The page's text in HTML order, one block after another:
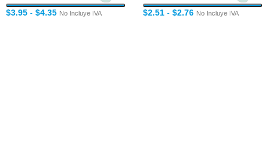
$3.95 - $4.35 No Incluye IVA $2.51 - $2.76 No Incluye IVA